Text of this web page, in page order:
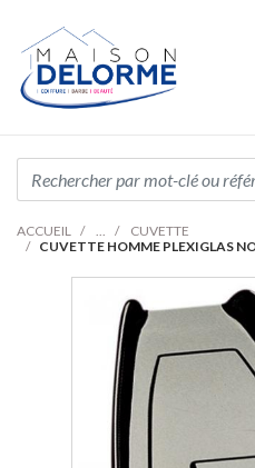
ACCUEIL
CUVETTE
CUVETTE HOMME PLEXIGLAS